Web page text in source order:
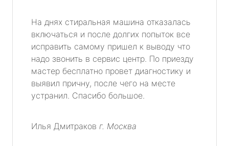
На днях стиральная машина отказалась
включаться и после долгих попыток все
исправить самому пришел к выводу что
надо звонить в сервис центр. По приезду
мастер бесплатно провет диагностику и
выявил причну, после чего на месте
устранил. Спасибо большое.
Илья Дмитраков г. Москва